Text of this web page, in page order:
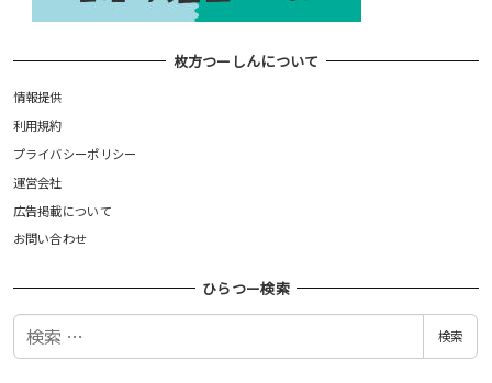
枚方つーしんについて
情報提供
利用規約
プライバシーポリシー
運営会社
広告掲載について
お問い合わせ
ひらつー検索
検
検索